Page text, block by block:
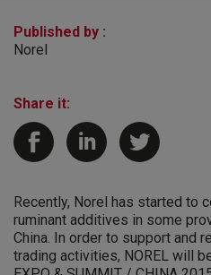
Published by :
Norel
Share it:
Recently, Norel has started to
ruminant additives in some
China. In order to support and
trading activities, NOREL will